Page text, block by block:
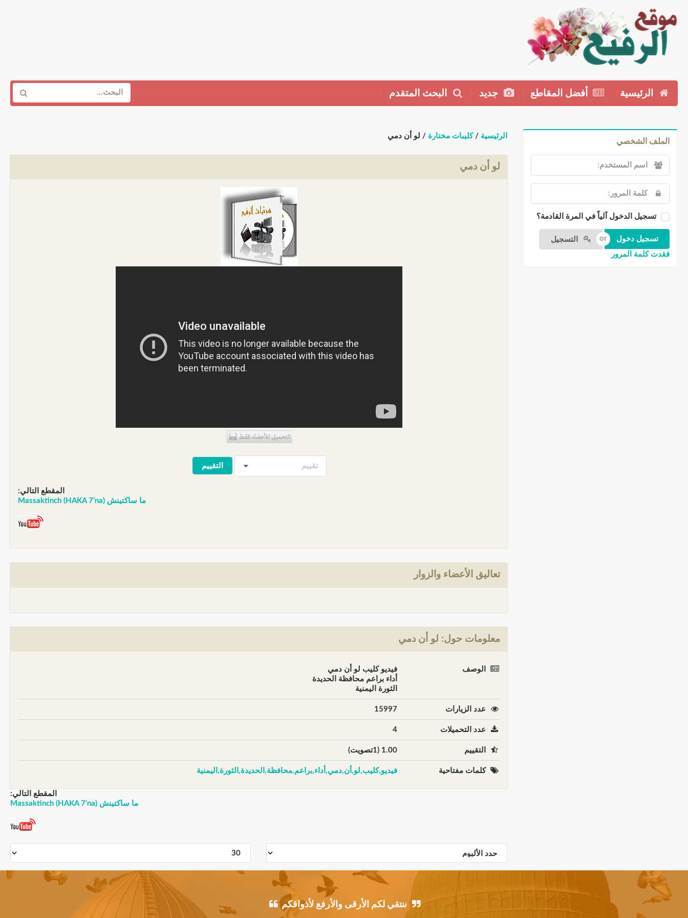
الرئيسية أفضل المقاطع جديد البحث المتقدم
الملف الشخصي
تسجيل الدخول آلياً في المرة القادمة؟
التسجيل
فقدت كلمة المرور
الرئيسية /كليبات مختارة / لو أن دمي
لو أن دمي
تقييم
المقطع التالي:
ما ساكتينش Massaktinch (HAKA 7'na)
تعاليق الأعضاء والزوار
معلومات حول: لو أن دمي
الوصف
فيديو كليب لو أن دمي
أداء براعم محافظة الحديدة
الثورة اليمنية
عدد الزيارات 15997
عدد التحميلات 4
التقييم 1.00 (1تصويت)
كلمات مفتاحية فيديو,كليب,لو,أن,دمي,أداء,براعم,محافظة,الحديدة,الثورة,اليمنية
المقطع التالي:
ما ساكتينش Massaktinch (HAKA 7'na)
ننتقي لكم الأرقى والأرفع لأذواقكم